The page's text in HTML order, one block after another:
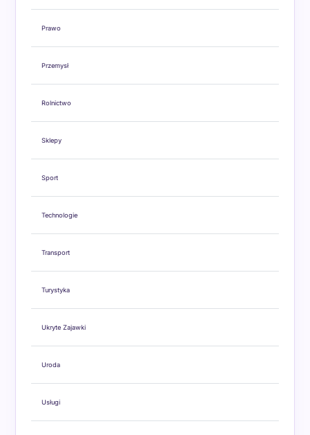
Prawo
Przemysł
Rolnictwo
Sklepy
Sport
Technologie
Transport
Turystyka
Ukryte Zajawki
Uroda
Usługi